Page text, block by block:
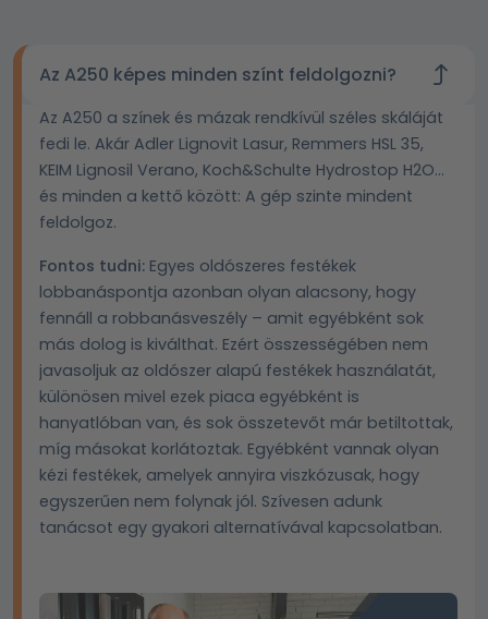
Az A250 képes minden színt feldolgozni?
Az A250 a színek és mázak rendkívül széles skáláját
fedi le. Akár Adler Lignovit Lasur, Remmers HSL 35,
KEIM Lignosil Verano, Koch&Schulte Hydrostop H2O...
és minden a kettő között: A gép szinte mindent
feldolgoz.
Fontos tudni: Egyes oldószeres festékek
lobbanáspontja azonban olyan alacsony, hogy
fennáll a robbanásveszély – amit egyébként sok
más dolog is kiválthat. Ezért összességében nem
javasoljuk az oldószer alapú festékek használatát,
különösen mivel ezek piaca egyébként is
hanyatlóban van, és sok összetevőt már betiltottak,
míg másokat korlátoztak. Egyébként vannak olyan
kézi festékek, amelyek annyira viszkózusak, hogy
egyszerűen nem folynak jól. Szívesen adunk
tanácsot egy gyakori alternatívával kapcsolatban.